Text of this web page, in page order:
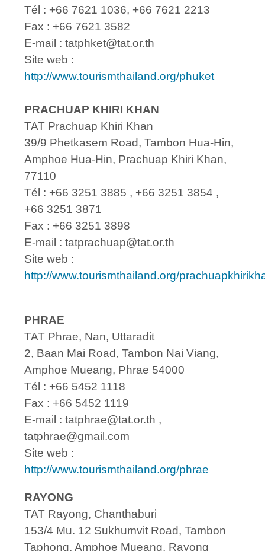
Tél : +66 7621 1036, +66 7621 2213
Fax : +66 7621 3582
E-mail : tatphket@tat.or.th
Site web :
http://www.tourismthailand.org/phuket
PRACHUAP KHIRI KHAN
TAT Prachuap Khiri Khan
39/9 Phetkasem Road, Tambon Hua-Hin,
Amphoe Hua-Hin, Prachuap Khiri Khan,
77110
Tél : +66 3251 3885 , +66 3251 3854 ,
+66 3251 3871
Fax : +66 3251 3898
E-mail : tatprachuap@tat.or.th
Site web :
http://www.tourismthailand.org/
PHRAE
TAT Phrae, Nan, Uttaradit
2, Baan Mai Road, Tambon Nai Viang,
Amphoe Mueang, Phrae 54000
Tél : +66 5452 1118
Fax : +66 5452 1119
E-mail : tatphrae@tat.or.th ,
tatphrae@gmail.com
Site web :
http://www.tourismthailand.org/phrae
RAYONG
TAT Rayong, Chanthaburi
153/4 Mu. 12 Sukhumvit Road, Tambon
Taphong, Amphoe Mueang, Rayong